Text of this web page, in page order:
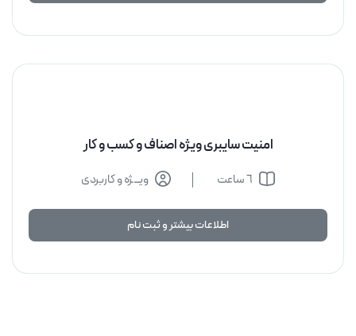
امنیت سایبری ویژه اصناف و کسب و کار
٦ ساعت ویــژه و کاربردی
اطلاعات بیشتر و ثبت نام